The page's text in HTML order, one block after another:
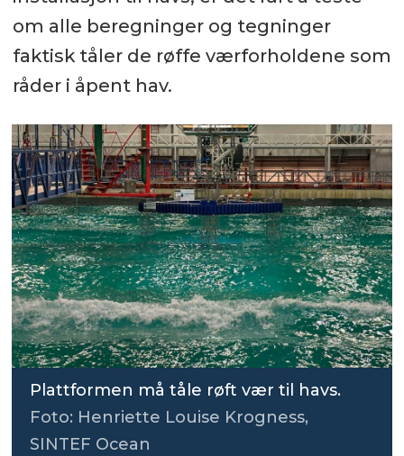
om alle beregninger og tegninger
faktisk tåler de røffe værforholdene som
råder i åpent hav.
Plattformen må tåle røft vær til havs.
Foto: Henriette Louise Krogness,
SINTEF Ocean